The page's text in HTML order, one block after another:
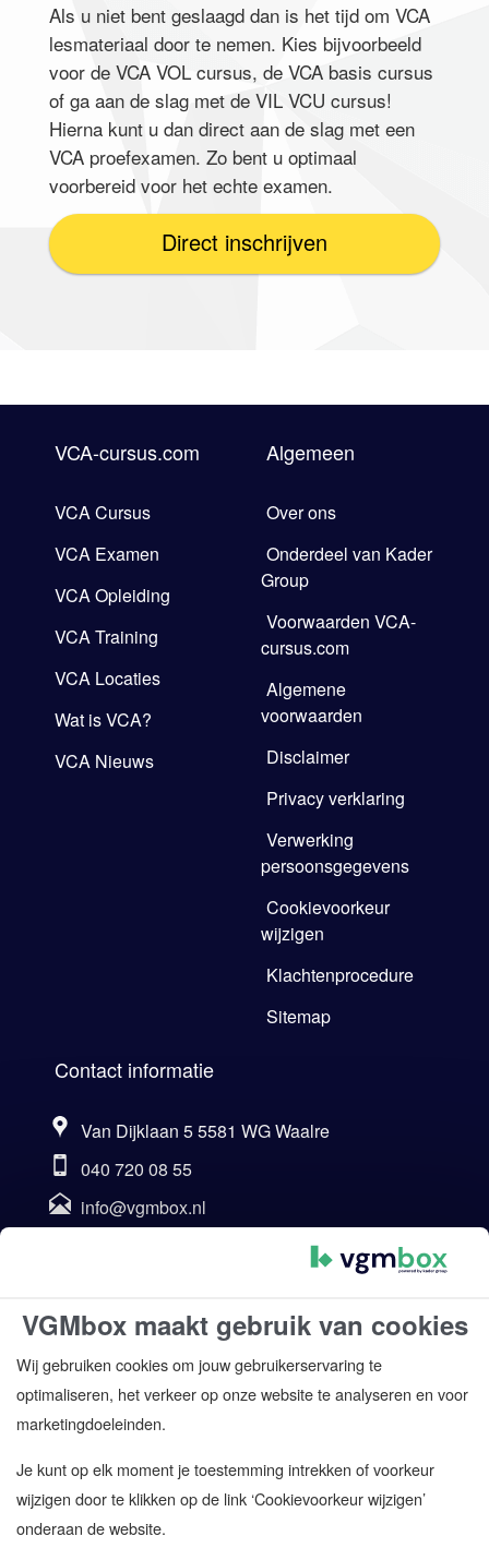
Als u niet bent geslaagd dan is het tijd om VCA
lesmateriaal door te nemen. Kies bijvoorbeeld
voor de VCA VOL cursus, de VCA basis cursus
of ga aan de slag met de VIL VCU cursus!
Hierna kunt u dan direct aan de slag met een
VCA proefexamen. Zo bent u optimaal
voorbereid voor het echte examen.
Direct inschrijven
VCA-cursus.com
VCA Cursus
VCA Examen
VCA Opleiding
VCA Training
VCA Locaties
Wat is VCA?
VCA Nieuws
Algemeen
Over ons
Onderdeel van Kader
Group
Voorwaarden VCA-
cursus.com
Algemene
voorwaarden
Disclaimer
Privacy verklaring
Verwerking
persoonsgegevens
Cookievoorkeur
wijzigen
Klachtenprocedure
Sitemap
Contact informatie
Van Dijklaan 5 5581 WG Waalre
040 720 08 55
info@vgmbox.nl
Klantbeoordelingen
8.7
1556 beoordelingen
VGMbox maakt gebruik van cookies
Wij gebruiken cookies om jouw gebruikerservaring te
optimaliseren, het verkeer op onze website te analyseren en voor
marketingdoeleinden.
Je kunt op elk moment je toestemming intrekken of voorkeur
wijzigen door te klikken op de link ‘Cookievoorkeur wijzigen’
onderaan de website.